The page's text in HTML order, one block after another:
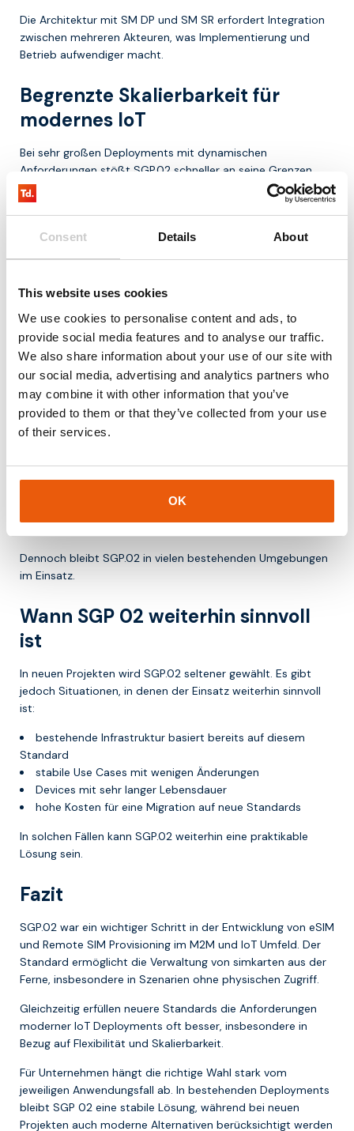
Consent Details About
This website uses cookies
We use cookies to personalise content and ads, to
provide social media features and to analyse our traffic.
We also share information about your use of our site with
our social media, advertising and analytics partners who
may combine it with other information that you’ve
provided to them or that they’ve collected from your use
of their services.
OK
Die Architektur mit SM DP und SM SR erfordert Integration
zwischen mehreren Akteuren, was Implementierung und
Betrieb aufwendiger macht.
Begrenzte Skalierbarkeit für
modernes IoT
Bei sehr großen Deployments mit dynamischen
Anforderungen stößt SGP.02 schneller an seine Grenzen.
Weniger geeignet für dynamische
Use Cases
wechseln oder sich anpassen müssen, sind schwieriger
SGP 02 im Vergleich zu neueren
eSIM Standards
Die Einführung von Standards wie SGP.32 zeigt deutlich, wo
die Grenzen von SGP.02 liegen.
höhere Flexibilität bei der Profilwahl
stärker automatisiertes Management
Dennoch bleibt SGP.02 in vielen bestehenden Umgebungen
im Einsatz.
Wann SGP 02 weiterhin sinnvoll
ist
In neuen Projekten wird SGP.02 seltener gewählt. Es gibt
jedoch Situationen, in denen der Einsatz weiterhin sinnvoll
ist:
bestehende Infrastruktur basiert bereits auf diesem
Standard
stabile Use Cases mit wenigen Änderungen
Devices mit sehr langer Lebensdauer
hohe Kosten für eine Migration auf neue Standards
In solchen Fällen kann SGP.02 weiterhin eine praktikable
Lösung sein.
Fazit
SGP.02 war ein wichtiger Schritt in der Entwicklung von eSIM
und Remote SIM Provisioning im M2M und IoT Umfeld. Der
Standard ermöglicht die Verwaltung von simkarten aus der
Ferne, insbesondere in Szenarien ohne physischen Zugriff.
Gleichzeitig erfüllen neuere Standards die Anforderungen
moderner IoT Deployments oft besser, insbesondere in
Bezug auf Flexibilität und Skalierbarkeit.
Für Unternehmen hängt die richtige Wahl stark vom
jeweiligen Anwendungsfall ab. In bestehenden Deployments
bleibt SGP 02 eine stabile Lösung, während bei neuen
Projekten auch moderne Alternativen berücksichtigt werden